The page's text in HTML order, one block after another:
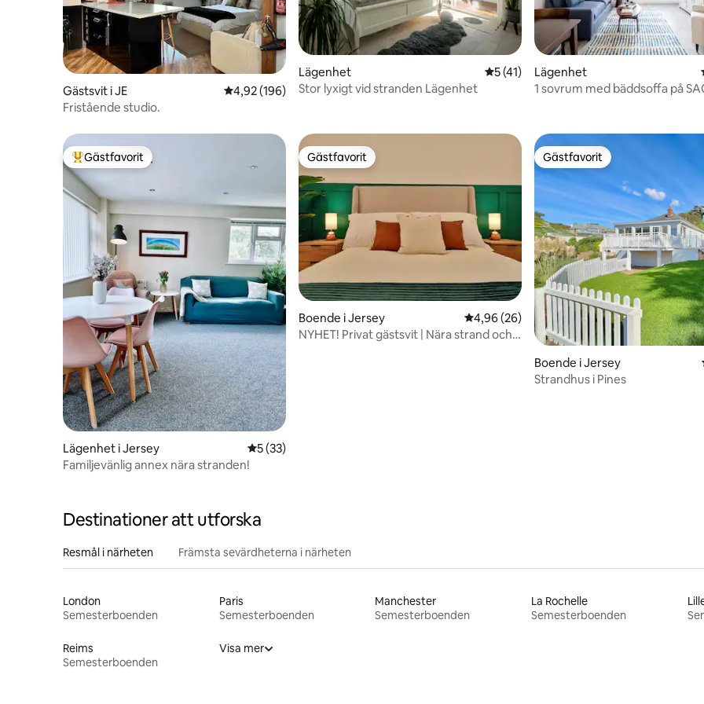
Gästsvit i JE 4,92 av 5 i genomsnittligt betyg, 196 omdömen
4,92 (196)
Fristående studio.
Lägenhet 5 av 5 i genomsnittligt betyg, 41
5 (41)
Stor lyxigt vid stranden Lägenhet
Lägenhet
1 sovrum med bäddsoffa på
Populär gästfavorit
Gästfavorit
Lägenhet i Jersey 5 av 5 i genomsnittligt betyg, 33 omdömen
5 (33)
Familjevänlig annex nära stranden!
Gästfavorit
Gästfavorit
Boende i Jersey 4,96 av 5 i genomsnittligt betyg, 26
4,96 (26)
NYHET! Privat gästsvit | Nära strand och
Gästfavorit
Gästfavorit
Boende i Jersey
Strandhus i Pines
Destinationer att utforska
Resmål i närheten Främsta sevärdheterna i närheten
London
Semesterboenden
Paris
Semesterboenden
Manchester
Semesterboenden
La Rochelle
Semesterboenden
Reims
Semesterboenden
Visa mer